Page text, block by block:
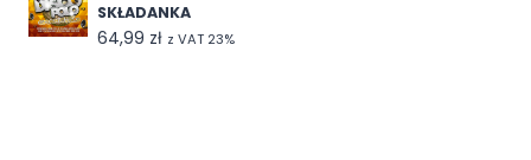
SKŁADANKA
64,99 zł z VAT 23%